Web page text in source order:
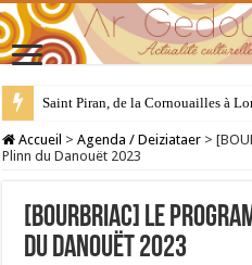
28 juillet : Saint Samson de Dol,
Accueil > Agenda / Deiziataer >
Plinn du Danouët 2023
[BOURBRIAC] Le
du Danouët 2023